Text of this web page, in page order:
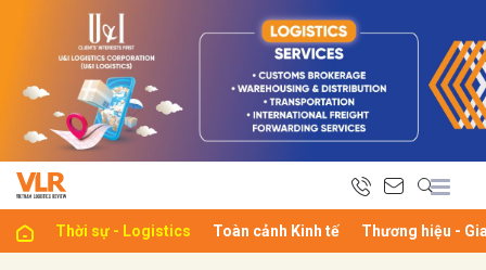
Thời sự - Logistics Toàn cảnh Kinh tế Thương hiệu -
luận